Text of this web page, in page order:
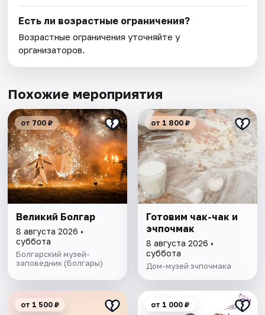
Есть ли возрастные ограничения?
Возрастные ограничения уточняйте у
организаторов.
Похожие мероприятия
от 700 ₽
Великий Болгар
8 августа 2026 •
суббота
Болгарский музей-
заповедник (Болгары)
от 1 800 ₽
Готовим чак-чак и
эчпочмак
8 августа 2026 •
суббота
Дом-музей эчпочмака
от 1 500 ₽ от 1 000 ₽